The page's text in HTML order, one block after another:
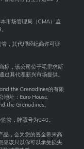
市场管理局（CMA）监
管，其代理经纪商许可证
标，该公司位于毛里求斯
过其代理新兴市场提供。
the Grenadines的有限
址：Euro House,
the Grenadines。
管，牌照号为040。
品，会为您的资金带来高
应该只以你可以承受损失